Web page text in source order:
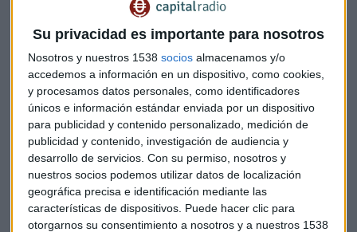
Su privacidad es importante para nosotros
Nosotros y nuestros 1538 socios almacenamos y/o
accedemos a información en un dispositivo, como cookies,
y procesamos datos personales, como identificadores
únicos e información estándar enviada por un dispositivo
para publicidad y contenido personalizado, medición de
publicidad y contenido, investigación de audiencia y
desarrollo de servicios. Con su permiso, nosotros y
nuestros socios podemos utilizar datos de localización
geográfica precisa e identificación mediante las
características de dispositivos. Puede hacer clic para
otorgarnos su consentimiento a nosotros y a nuestros 1538
estrategia. En 2014, estudió los patrones climáticos y
descubrió que las personas eran más propensas a comprar
filtrar esta tendencia por códigos postales, las tiendas
reorganizaron sus mostradores y enfocaron los anuncios
digitales locales para aumentar las ventas. El resultado: un
impulso del 300%.
De este modo, el estudio de datospermite perfeccionar la
colocación de productos mediante patrones de
consumo
en vez de mediante la intuición y la experiencia,
que es lo que se ha hecho tradicionalmente.